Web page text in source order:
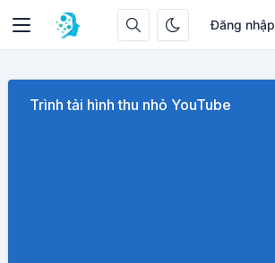
Đăng nhập
Trình tải hình thu nhỏ YouTube